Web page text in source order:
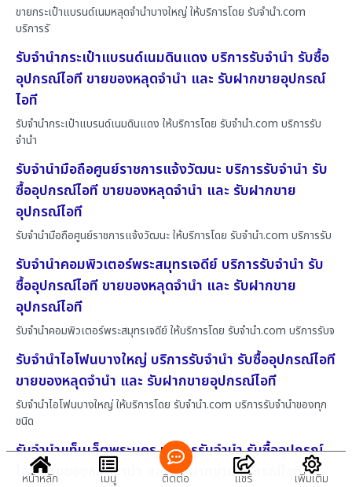
ขายกระเป๋าแบรนด์เนมหลุดจำนำบางใหญ่ ให้บริการโดย รับจํานํา.com
บริการรั
รับจำนำกระเป๋าแบรนด์เนมดินแดง บริการรับจำนำ รับซื้อ
อุปกรณ์ไอที ขายของหลุดจำนำ และ รับฝากขายอุปกรณ์
ไอที
รับจำนำกระเป๋าแบรนด์เนมดินแดง ให้บริการโดย รับจํานํา.com บริการรับ
จำนำ
รับจำนำมือถือศูนย์ราชการแจ้งวัฒนะ บริการรับจำนำ รับ
ซื้ออุปกรณ์ไอที ขายของหลุดจำนำ และ รับฝากขาย
อุปกรณ์ไอที
รับจำนำมือถือศูนย์ราชการแจ้งวัฒนะ ให้บริการโดย รับจํานํา.com บริการรับ
รับจำนำคอมพิวเตอร์พระสมุทรเจดีย์ บริการรับจำนำ รับ
ซื้ออุปกรณ์ไอที ขายของหลุดจำนำ และ รับฝากขาย
อุปกรณ์ไอที
รับจำนำคอมพิวเตอร์พระสมุทรเจดีย์ ให้บริการโดย รับจํานํา.com บริการรับจ
รับจำนำไอโฟนบางใหญ่ บริการรับจำนำ รับซื้ออุปกรณ์ไอที
ขายของหลุดจำนำ และ รับฝากขายอุปกรณ์ไอที
รับจำนำไอโฟนบางใหญ่ ให้บริการโดย รับจํานํา.com บริการรับจำนำของทุก
ชนิด
รับจำนำแท็บเล็ตพระนคร บริการรับจำนำ รับซื้ออุปกรณ์
ไอที ขายของหลุดจำนำ และ รับฝากขายอุปกรณ์ไอที
หน้าหลัก เมนู ติดต่อ แชร์ เพิ่มเติม